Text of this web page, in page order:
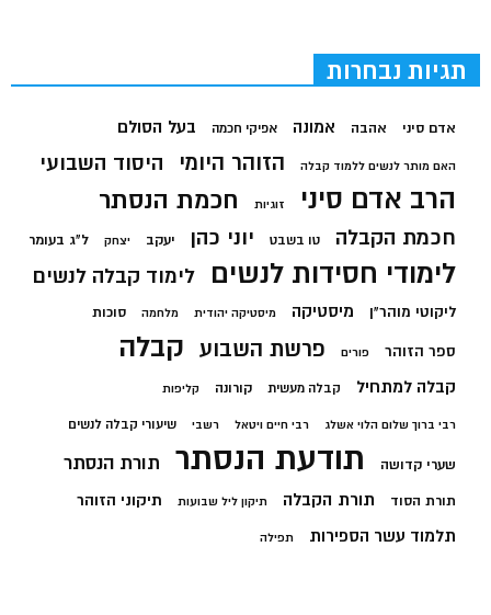
תגיות נבחרות
אדם סיני אהבה אמונה אפיקי חכמה בעל הסולם
האם מותר לנשים ללמוד קבלה הזוהר היומי היסוד השבועי
הרב אדם סיני זוגיות חכמת הנסתר
חכמת הקבלה טו בשבט יוני כהן יעקב יצחק ל"ג בעומר
לימודי חסידות לנשים לימוד קבלה לנשים
ליקוטי מוהר"ן מיסטיקה מיסטיקה יהודית מלחמה סוכות
ספר הזוהר פורים פרשת השבוע קבלה
קבלה למתחיל קבלה מעשית קורונה קליפות
רבי ברוך שלום הלוי אשלג רבי חיים ויטאל רשבי שיעורי קבלה לנשים
שערי קדושה תודעת הנסתר תורת הנסתר
תורת הסוד תורת הקבלה תיקון ליל שבועות תיקוני הזוהר
תלמוד עשר הספירות תפילה